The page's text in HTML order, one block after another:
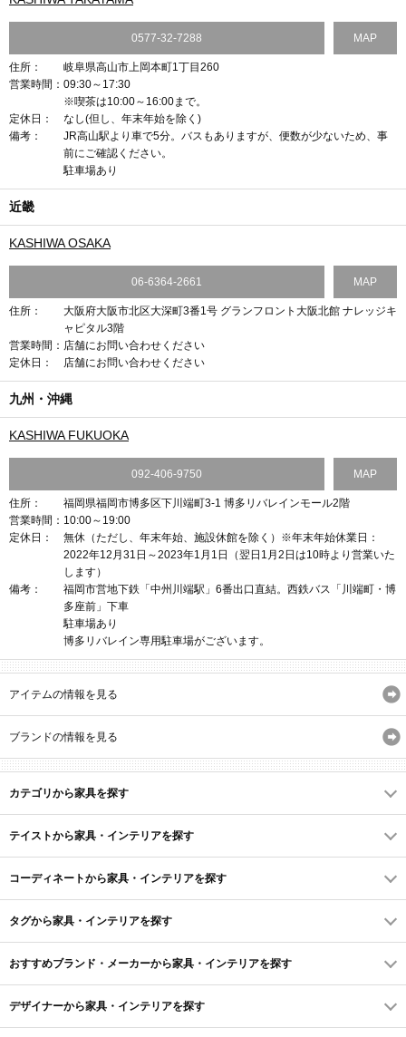
0577-32-7288 MAP
住所：
岐阜県高山市上岡本町1丁目260
営業時間： 09:30～17:30
※喫茶は10:00～16:00まで。
定休日：
なし(但し、年末年始を除く)
備考：
JR高山駅より車で5分。バスもありますが、便数が少ないため、事
前にご確認ください。
駐車場あり
近畿
KASHIWA OSAKA
06-6364-2661 MAP
住所：
大阪府大阪市北区大深町3番1号 グランフロント大阪北館 ナレッジキ
ャピタル3階
営業時間： 店舗にお問い合わせください
定休日：
店舗にお問い合わせください
九州・沖縄
KASHIWA FUKUOKA
092-406-9750 MAP
住所：
福岡県福岡市博多区下川端町3-1 博多リバレインモール2階
営業時間： 10:00～19:00
定休日：
無休（ただし、年末年始、施設休館を除く）※年末年始休業日：
2022年12月31日～2023年1月1日（翌日1月2日は10時より営業いた
します）
備考：
福岡市営地下鉄「中州川端駅」6番出口直結。西鉄バス「川端町・博
多座前」下車
駐車場あり
博多リバレイン専用駐車場がございます。
アイテムの情報を見る
ブランドの情報を見る
カテゴリから家具を探す
テイストから家具・インテリアを探す
コーディネートから家具・インテリアを探す
タグから家具・インテリアを探す
おすすめブランド・メーカーから家具・インテリアを探す
デザイナーから家具・インテリアを探す